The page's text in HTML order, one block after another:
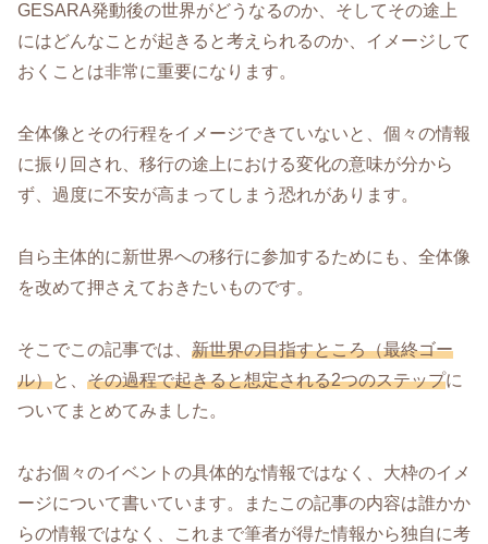
GESARA発動後の世界がどうなるのか、そしてその途上
にはどんなことが起きると考えられるのか、イメージして
おくことは非常に重要になります。
全体像とその行程をイメージできていないと、個々の情報
に振り回され、移行の途上における変化の意味が分から
ず、過度に不安が高まってしまう恐れがあります。
自ら主体的に新世界への移行に参加するためにも、全体像
を改めて押さえておきたいものです。
そこでこの記事では、 新世界の目指すところ（最終ゴー
ル）と、 その過程で起きると想定される2つのステップに
ついてまとめてみました。
なお個々のイベントの具体的な情報ではなく、大枠のイメ
ージについて書いています。またこの記事の内容は誰かか
らの情報ではなく、これまで筆者が得た情報から独自に考